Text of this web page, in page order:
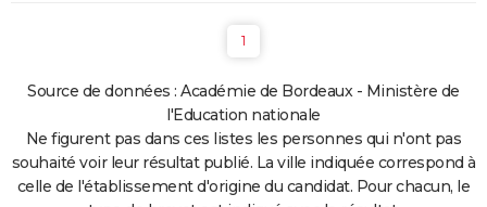
1
Source de données : Académie de Bordeaux - Ministère de
l'Education nationale
Ne figurent pas dans ces listes les personnes qui n'ont pas
souhaité voir leur résultat publié. La ville indiquée correspond à
celle de l'établissement d'origine du candidat. Pour chacun, le